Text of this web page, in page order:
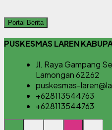
Portal Berita
PUSKESMAS LAREN
Jl. Raya Gampang
Lamongan 62262
puskesmas-
+628113544763
+628113544763